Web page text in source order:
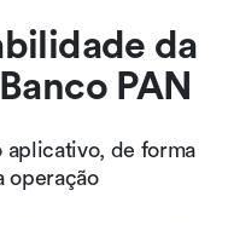
da
PAN
aplicativo, de forma
operação